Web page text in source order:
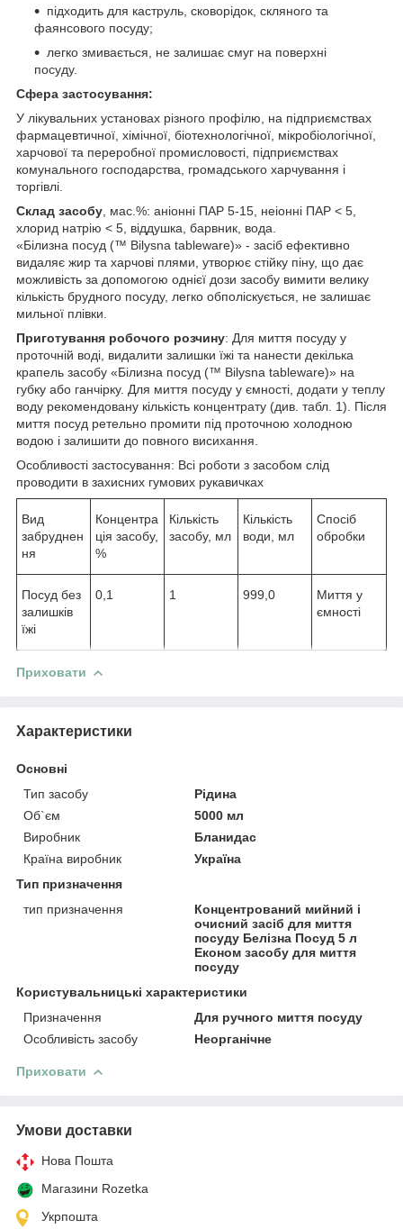
підходить для каструль, сковорідок, скляного та
фаянсового посуду;
легко змивається, не залишає смуг на поверхні
посуду.
Сфера застосування:
У лікувальних установах різного профілю, на підприємствах
фармацевтичної, хімічної, біотехнологічної, мікробіологічної,
харчової та переробної промисловості, підприємствах
комунального господарства, громадського харчування і
торгівлі.
Склад засобу , мас.%: аніонні ПАР 5-15, неіонні ПАР < 5,
хлорид натрію < 5, віддушка, барвник, вода.
«Білизна посуд (™ Bilysna tableware)» - засіб ефективно
видаляє жир та харчові плями, утворює стійку піну, що дає
можливість за допомогою однієї дози засобу вимити велику
кількість брудного посуду, легко обполіскується, не залишає
мильної плівки.
Приготування робочого розчину: Для миття посуду у
проточній воді, видалити залишки їжі та нанести декілька
крапель засобу «Білизна посуд (™ Bilysna tableware)» на
губку або ганчірку. Для миття посуду у ємності, додати у теплу
воду рекомендовану кількість концентрату (див. табл. 1). Після
миття посуд ретельно промити під проточною холодною
водою і залишити до повного висихання.
Особливості застосування: Всі роботи з засобом слід
проводити в захисних гумових рукавичках
Вид
забруднен
ня
Концентра
ція засобу,
%
Кількість
засобу, мл
Кількість
води, мл
Спосіб
обробки
Посуд без
залишків
їжі
0,1 1 999,0
Миття у
ємності
Приховати
Характеристики
Основні
Тип засобу
Рідина
Об`єм
5000 мл
Виробник
Бланидас
Країна виробник
Україна
Тип призначення
тип призначення
Концентрований мийний і
очисний засіб для миття
посуду Белізна Посуд 5 л
Економ засобу для миття
посуду
Користувальницькі характеристики
Призначення
Для ручного миття посуду
Особливість засобу
Неорганічне
Приховати
Умови доставки
Нова Пошта
Магазини Rozetka
Укрпошта